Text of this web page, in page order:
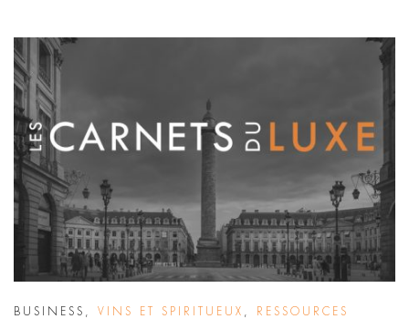
BUSINESS VINS ET SPIRITUEUX RESSOURCES